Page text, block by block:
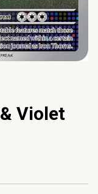
Violet